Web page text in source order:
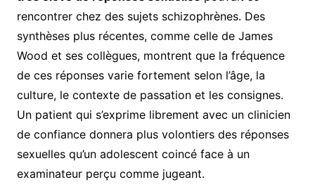
rencontrer chez des sujets schizophrènes. Des
synthèses plus récentes, comme celle de James
Wood et ses collègues, montrent que la fréquence
de ces réponses varie fortement selon l’âge, la
culture, le contexte de passation et les consignes.
Un patient qui s’exprime librement avec un clinicien
de confiance donnera plus volontiers des réponses
sexuelles qu’un adolescent coincé face à un
examinateur perçu comme jugeant.